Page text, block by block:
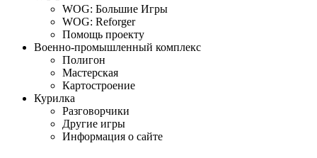
WOG: Большие Игры
WOG: Reforger
Помощь проекту
Военно-промышленный комплекс
Полигон
Мастерская
Картостроение
Курилка
Разговорчики
Другие игры
Информация о сайте